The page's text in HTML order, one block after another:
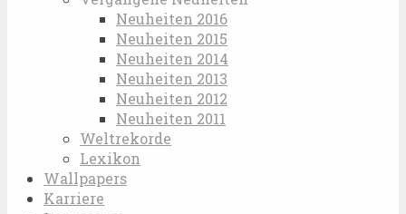
Neuheiten 2016
Neuheiten 2015
Neuheiten 2014
Neuheiten 2013
Neuheiten 2012
Neuheiten 2011
Weltrekorde
Lexikon
Wallpapers
Karriere